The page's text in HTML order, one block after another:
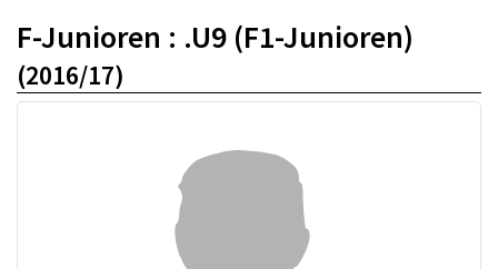
F-Junioren : .U9 (F1-Junioren)
(2016/17)